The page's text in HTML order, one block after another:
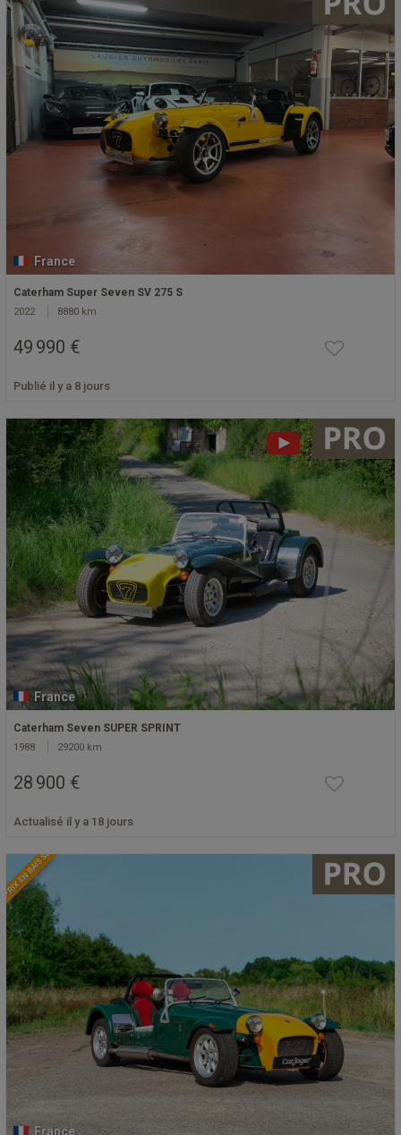
France
Caterham Super Seven SV 275 S
2022 8880 km
49 990 €
Publié il y a 8 jours
France
Caterham Seven SUPER SPRINT
1988 29200 km
28 900 €
Actualisé il y a 18 jours
PRIX EN BAISSE
France